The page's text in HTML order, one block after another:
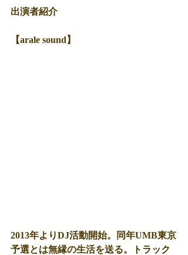
出演者紹介
【arale sound】
2013年よりDJ活動開始。同年UMB東京
予選とは無縁の生活を送る。トラック